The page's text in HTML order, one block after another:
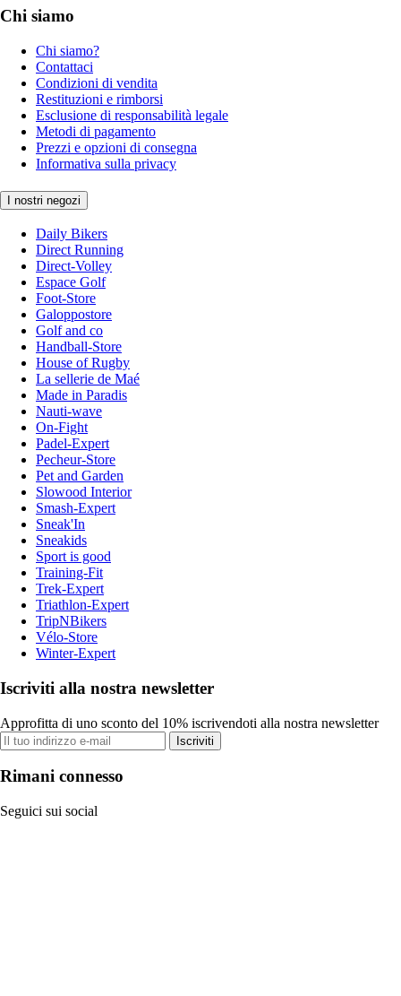
Chi siamo
Chi siamo?
Contattaci
Condizioni di vendita
Restituzioni e rimborsi
Esclusione di responsabilità legale
Metodi di pagamento
Prezzi e opzioni di consegna
Informativa sulla privacy
I nostri negozi
Daily Bikers
Direct Running
Direct-Volley
Espace Golf
Foot-Store
Galoppostore
Golf and co
Handball-Store
House of Rugby
La sellerie de Maé
Made in Paradis
Nauti-wave
On-Fight
Padel-Expert
Pecheur-Store
Pet and Garden
Slowood Interior
Smash-Expert
Sneak'In
Sneakids
Sport is good
Training-Fit
Trek-Expert
Triathlon-Expert
TripNBikers
Vélo-Store
Winter-Expert
Iscriviti alla nostra newsletter
Approfitta di uno sconto del 10% iscrivendoti alla nostra newsletter
Iscriviti
Rimani connesso
Seguici sui social